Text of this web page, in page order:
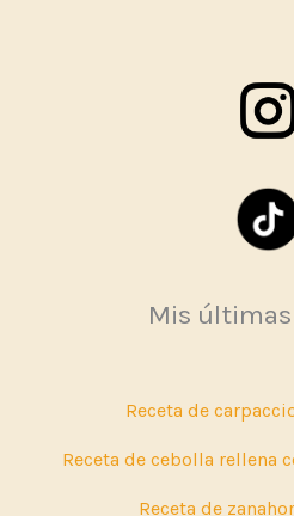
Mis
Receta de
Receta de cebolla rellena
Receta de